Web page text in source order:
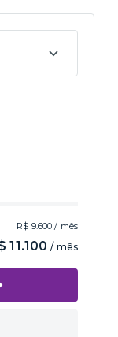
R$ 9.600 / mês
11.100/ mês